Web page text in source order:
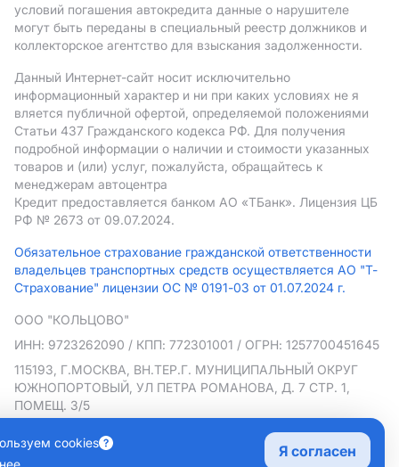
условий погашения автокредита данные о нарушителе
могут быть переданы в специальный реестр должников и
коллекторское агентство для взыскания задолженности.
Данный Интернет-сайт носит исключительно
информационный характер и ни при каких условиях не я
вляется публичной офертой, определяемой положениями
Статьи 437 Гражданского кодекса РФ. Для получения
подробной информации о наличии и стоимости указанных
товаров и (или) услуг, пожалуйста, обращайтесь к
менеджерам автоцентра
Кредит предоставляется банком АO «ТБанк». Лицензия ЦБ
РФ № 2673 от 09.07.2024.
Обязательное страхование гражданской ответственности
владельцев транспортных средств осуществляется АО "Т-
Страхование" лицензии ОС № 0191-03 от 01.07.2024 г.
ООО "КОЛЬЦОВО"
ИНН: 9723262090 / КПП: 772301001 / ОГРН: 1257700451645
115193, Г.МОСКВА, ВН.ТЕР.Г. МУНИЦИПАЛЬНЫЙ ОКРУГ
ЮЖНОПОРТОВЫЙ, УЛ ПЕТРА РОМАНОВА, Д. 7 СТР. 1,
ПОМЕЩ. 3/5
Политика в отношении обработки персональных данных
Согласие на рекламную рассылку
cookies
Я согласен